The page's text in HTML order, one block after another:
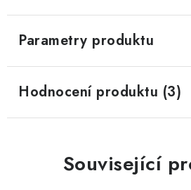
Parametry produktu
Hodnocení produktu (3)
Související